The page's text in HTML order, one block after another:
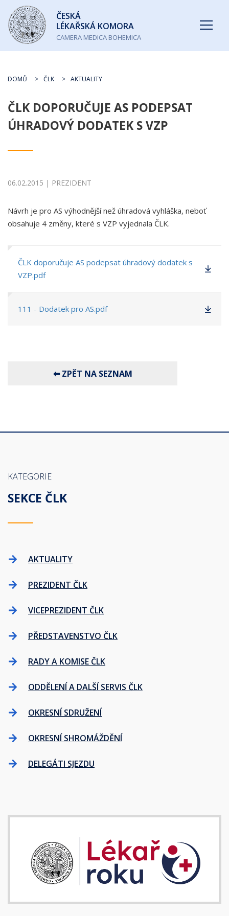
Česká
lékařská
komora
ČESKÁ
LÉKAŘSKÁ KOMORA
CAMERA MEDICA BOHEMICA
DOMŮ ČLK AKTUALITY
ČLK DOPORUČUJE AS PODEPSAT
ÚHRADOVÝ DODATEK S VZP
06.02.2015 | PREZIDENT
Návrh je pro AS výhodnější než úhradová vyhláška, neboť
obsahuje 4 změny, které s VZP vyjednala ČLK.
ČLK doporučuje AS podepsat úhradový dodatek s
VZP.pdf
111 - Dodatek pro AS.pdf
KATEGORIE
SEKCE ČLK
AKTUALITY
PREZIDENT ČLK
VICEPREZIDENT ČLK
PŘEDSTAVENSTVO ČLK
RADY A KOMISE ČLK
ODDĚLENÍ A DALŠÍ SERVIS ČLK
OKRESNÍ SDRUŽENÍ
OKRESNÍ SHROMÁŽDĚNÍ
DELEGÁTI SJEZDU